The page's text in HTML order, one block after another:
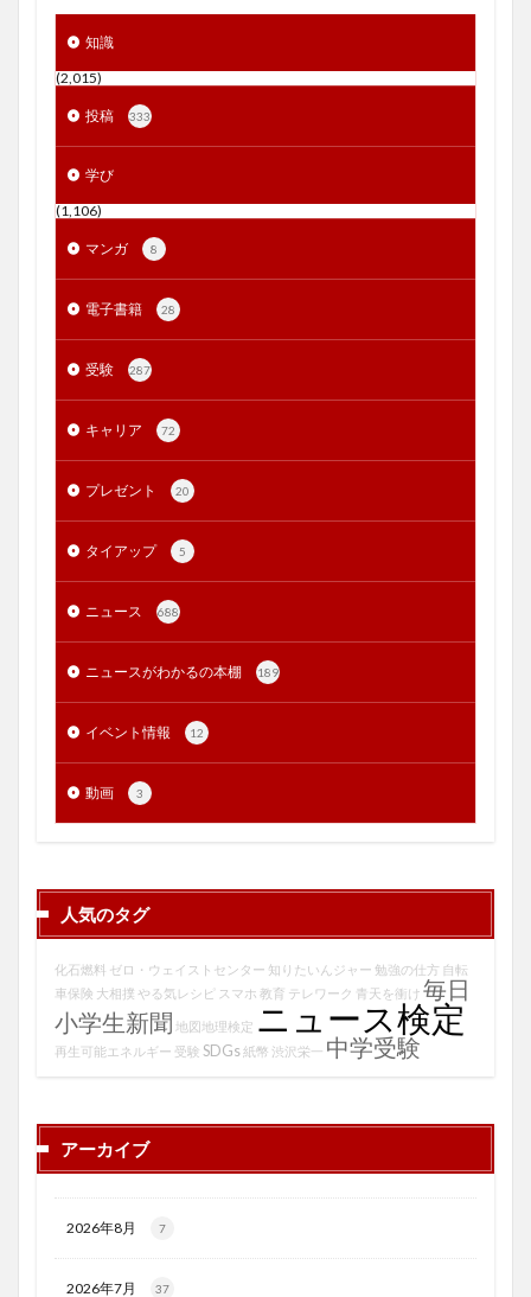
知識
(2,015)
投稿 333
学び
(1,106)
マンガ 8
電子書籍 28
受験 287
キャリア 72
プレゼント 20
タイアップ 5
ニュース 688
ニュースがわかるの本棚 189
イベント情報 12
動画 3
人気のタグ
化石燃料 ゼロ・ウェイストセンター 知りたいんジャー 勉強の仕方 自転
車保険 大相撲 やる気レシピ スマホ 教育 テレワーク 青天を衝け 毎日
小学生新聞 地図地理検定 ニュース検定
再生可能エネルギー 受験 SDGs紙幣 渋沢栄一 中学受験
アーカイブ
2026年8月 7
2026年7月 37